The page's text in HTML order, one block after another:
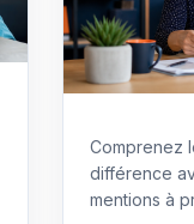
Comprenez
différence
mentions à